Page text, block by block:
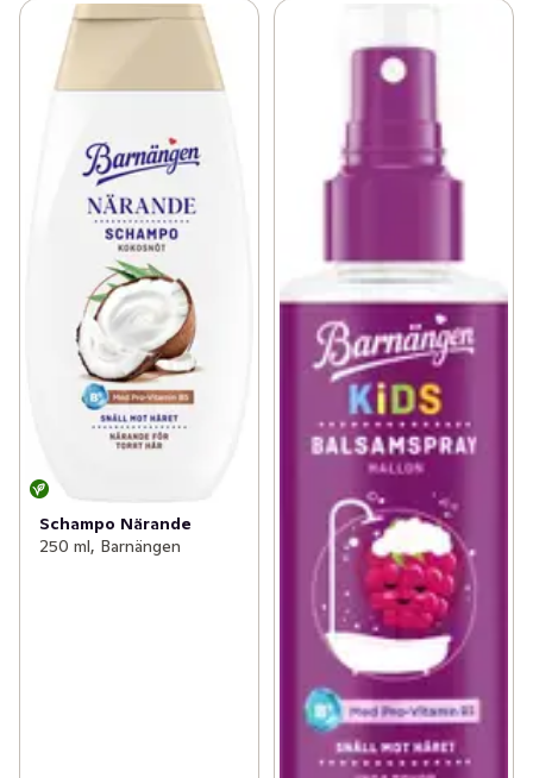
Schampo Närande
250 ml, Barnängen